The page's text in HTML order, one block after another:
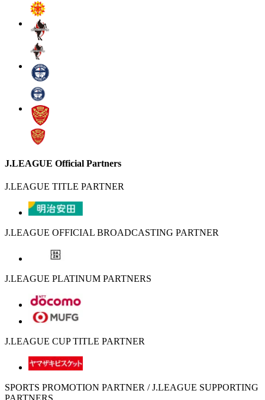
J.LEAGUE Official Partners
J.LEAGUE TITLE PARTNER
J.LEAGUE OFFICIAL BROADCASTING PARTNER
J.LEAGUE PLATINUM PARTNERS
J.LEAGUE CUP TITLE PARTNER
SPORTS PROMOTION PARTNER / J.LEAGUE SUPPORTING